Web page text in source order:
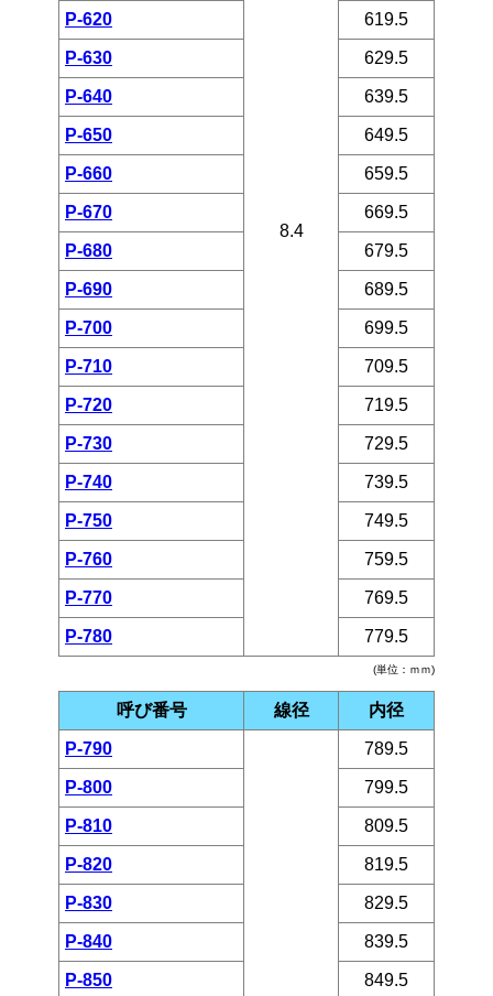
(単位：ｍｍ)
8.4
P-620 619.5
P-630 629.5
P-640 639.5
P-650 649.5
P-660 659.5
P-670 669.5
P-680 679.5
P-690 689.5
P-700 699.5
P-710 709.5
P-720 719.5
P-730 729.5
P-740 739.5
P-750 749.5
P-760 759.5
P-770 769.5
P-780 779.5
呼び番号 線径 内径
P-790 789.5
P-800 799.5
P-810 809.5
P-820 819.5
P-830 829.5
P-840 839.5
P-850 849.5